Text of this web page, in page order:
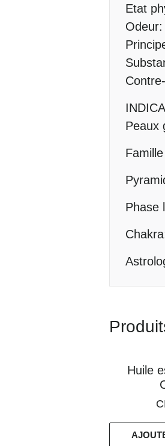
Etat
Peaux
Phase
Huile